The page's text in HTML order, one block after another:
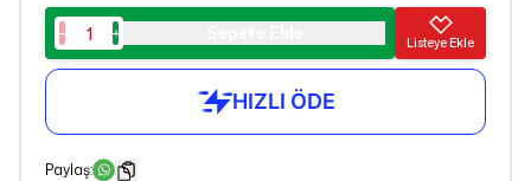
Listeye Ekle
Paylaş: